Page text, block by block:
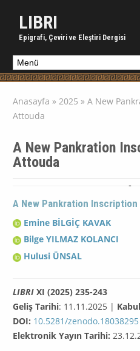
LIBRI
Epigrafi, Çeviri ve Eleştiri Dergisi
Anasayfa » 2025 » A New
Attouda
A New Pankration
Attouda
A New Pankration
Emine BİLGİÇ KAVAK
Bilge YILMAZ KOLANCI
Hulusi ÜNSAL
LIBRIXI (2025) 235-243
Geliş Tarihi: 11.11.2025 |
DOI: 10.5281/zenodo.18038295
Elektronik Yayın Tarihi: